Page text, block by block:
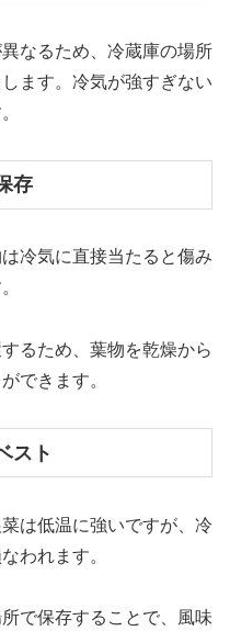
なるため、冷蔵庫の場所
ます。冷気が強すぎない
存
冷気に直接当たると傷み
るため、葉物を乾燥から
できます。
スト
は低温に強いですが、冷
われます。
で保存することで、風味